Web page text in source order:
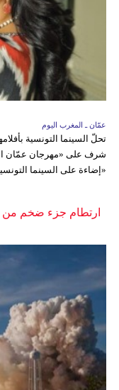
عمّان ـ المغرب اليوم
تحلّ السينما التونسية
شرف على «مهرجان عمّان
«إضاءة على السينما
ارتطام جزء ضخم